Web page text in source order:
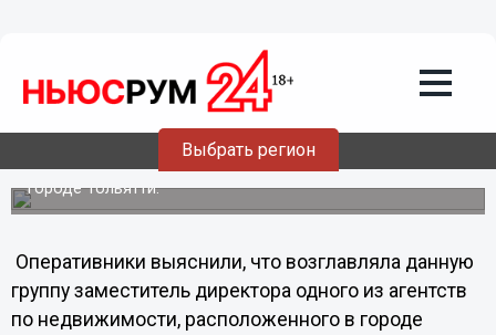
Выбрать регион
Жителям ПФО, обманутым «черными
риэлторами», вернули 37 миллионов
Ленинский районный суд Нижнего Новгорода вынес
приговор группе мошенников, преступную деятельность
которой пресекли оперативники межрегионального
оперативно-разыскного отдела ГУ МВД России по ПФО в
городе Тольятти.
Оперативники выяснили, что возглавляла данную
группу заместитель директора одного из агентств
по недвижимости, расположенного в городе